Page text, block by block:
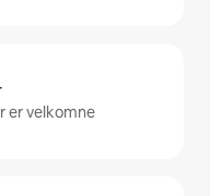
er velkomne